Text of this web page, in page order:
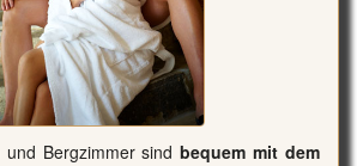
und Bergzimmer sindbequem mit dem